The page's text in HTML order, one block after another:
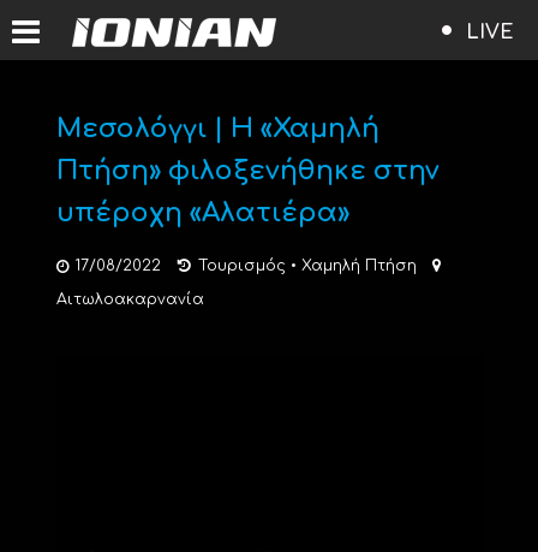
LIVE
Μεσολόγγι | Η «Χαμηλή
Πτήση» φιλοξενήθηκε στην
υπέροχη «Αλατιέρα»
17/08/2022 Τουρισμός • Χαμηλή Πτήση
Αιτωλοακαρνανία